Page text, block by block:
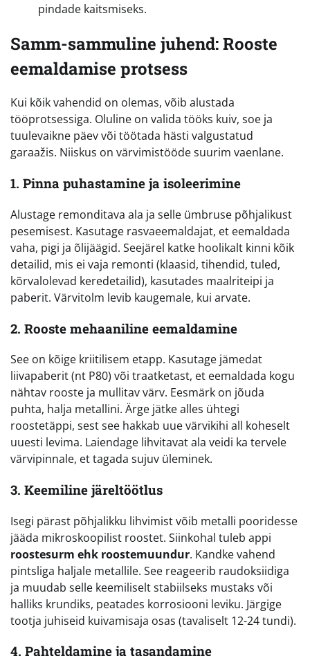
pindade kaitsmiseks.
Samm-sammuline juhend: Rooste
eemaldamise protsess
Kui kõik vahendid on olemas, võib alustada
tööprotsessiga. Oluline on valida tööks kuiv, soe ja
tuulevaikne päev või töötada hästi valgustatud
garaažis. Niiskus on värvimistööde suurim vaenlane.
1. Pinna puhastamine ja isoleerimine
Alustage remonditava ala ja selle ümbruse põhjalikust
pesemisest. Kasutage rasvaeemaldajat, et eemaldada
vaha, pigi ja õlijäägid. Seejärel katke hoolikalt kinni kõik
detailid, mis ei vaja remonti (klaasid, tihendid, tuled,
kõrvalolevad keredetailid), kasutades maalriteipi ja
paberit. Värvitolm levib kaugemale, kui arvate.
2. Rooste mehaaniline eemaldamine
See on kõige kriitilisem etapp. Kasutage jämedat
liivapaberit (nt P80) või traatketast, et eemaldada kogu
nähtav rooste ja mullitav värv. Eesmärk on jõuda
puhta, halja metallini. Ärge jätke alles ühtegi
roostetäppi, sest see hakkab uue värvikihi all koheselt
uuesti levima. Laiendage lihvitavat ala veidi ka tervele
värvipinnale, et tagada sujuv üleminek.
3. Keemiline järeltöötlus
Isegi pärast põhjalikku lihvimist võib metalli pooridesse
jääda mikroskoopilist roostet. Siinkohal tuleb appi
roostesurm ehk roostemuundur. Kandke vahend
pintsliga haljale metallile. See reageerib raudoksiidiga
ja muudab selle keemiliselt stabiilseks mustaks või
halliks krundiks, peatades korrosiooni leviku. Järgige
tootja juhiseid kuivamisaja osas (tavaliselt 12-24 tundi).
4. Pahteldamine ja tasandamine